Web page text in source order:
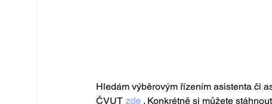
Hledám výběrovým řízením asistenta či
ČVUT zde . Konkrétně si můžete stáhnout